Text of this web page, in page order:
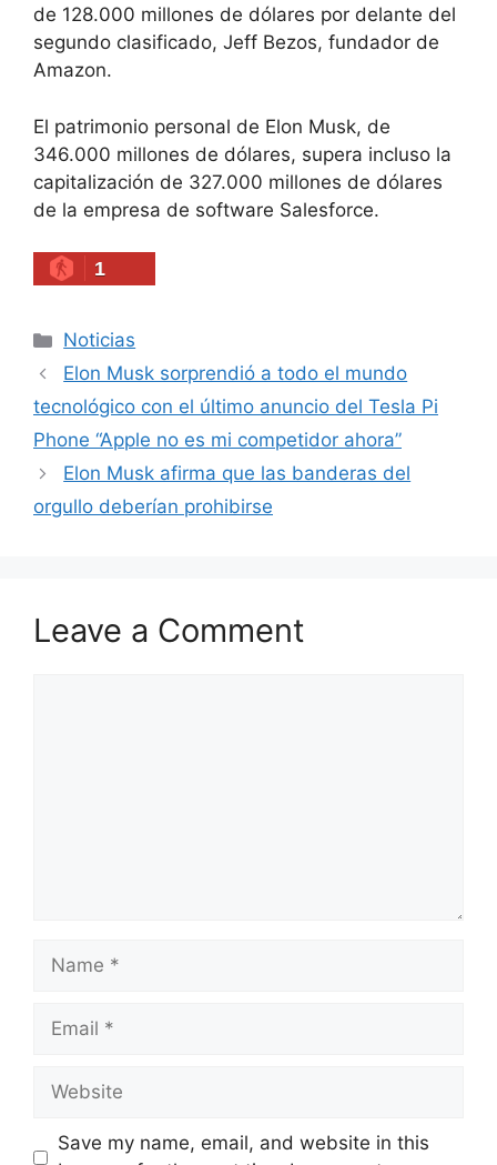
de 128.000 millones de dólares por delante del
segundo clasificado, Jeff Bezos, fundador de
Amazon.
El patrimonio personal de Elon Musk, de
346.000 millones de dólares, supera incluso la
capitalización de 327.000 millones de dólares
de la empresa de software Salesforce.
1
Categories
Noticias
Elon Musk sorprendió a todo el mundo
tecnológico con el último anuncio del Tesla Pi
Phone “Apple no es mi competidor ahora”
Elon Musk afirma que las banderas del
orgullo deberían prohibirse
Leave a Comment
Name
Email
Website
Save my name, email, and website in this